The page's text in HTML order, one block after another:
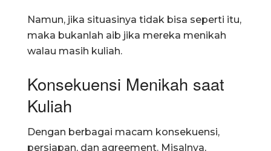
Namun, jika situasinya tidak bisa seperti itu,
maka bukanlah aib jika mereka menikah
walau masih kuliah.
Konsekuensi Menikah saat
Kuliah
Dengan berbagai macam konsekuensi,
persiapan, dan agreement. Misalnya,